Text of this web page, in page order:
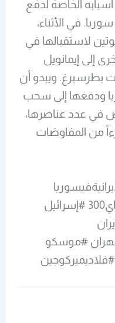
الخاصة لدفع
في الأثناء،
لاستقبالها في
إلى إيمانويل
بطرسبرغ. ويبدو أن
ودفعها إلى سحب
في عدد عناصرها،
من المفاوضات
#منظومةاس400 #منظومةاي300 #إسرائيل
#موسكو